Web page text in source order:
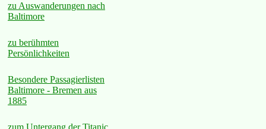
zu Auswanderungen nach
Baltimore
zu berühmten
Persönlichkeiten
Besondere Passagierlisten
Baltimore - Bremen aus
1885
zum Untergang der Titanic